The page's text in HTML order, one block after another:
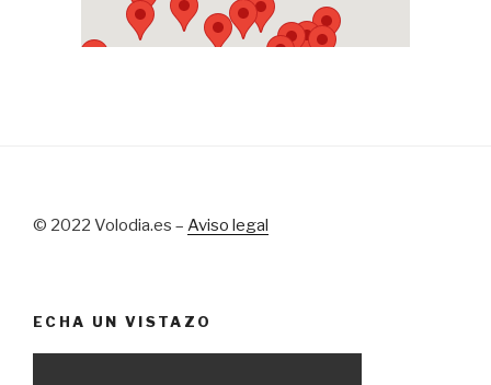
© 2022 Volodia.es – Aviso legal
ECHA UN VISTAZO